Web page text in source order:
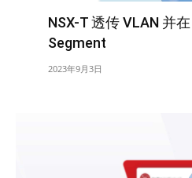
NSX-T 透传 VLAN 并
Segment
2023年9月3日